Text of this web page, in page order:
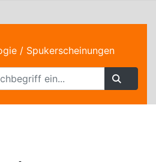
/ Spukerscheinungen